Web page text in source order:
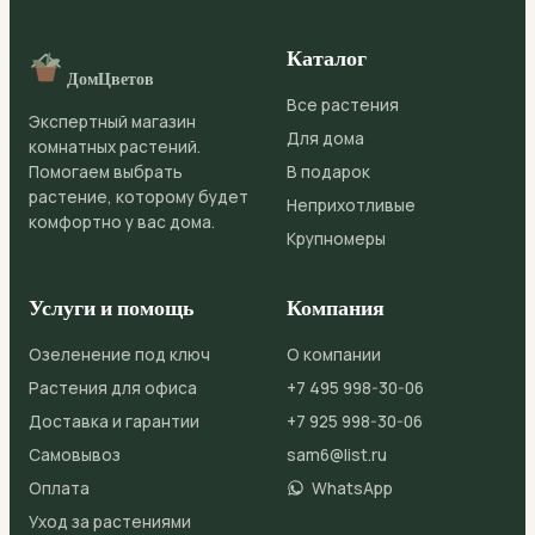
ДомЦветов
Экспертный магазин
комнатных растений.
Помогаем выбрать
растение, которому будет
комфортно у вас дома.
Каталог
Все растения
Для дома
В подарок
Неприхотливые
Крупномеры
Услуги и помощь
Озеленение под ключ
Растения для офиса
Доставка и гарантии
Самовывоз
Оплата
Уход за растениями
Компания
О компании
+7 495 998-30-06
+7 925 998-30-06
sam6@list.ru
WhatsApp